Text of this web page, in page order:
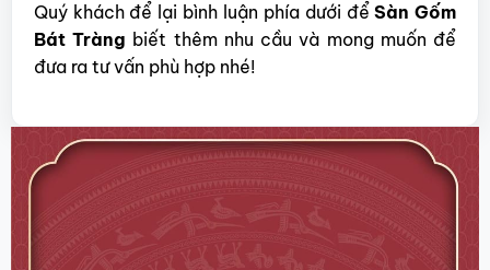
Quý khách để lại bình luận phía dưới đểSàn Gốm
Bát Tràng biết thêm nhu cầu và mong muốn để
đưa ra tư vấn phù hợp nhé!